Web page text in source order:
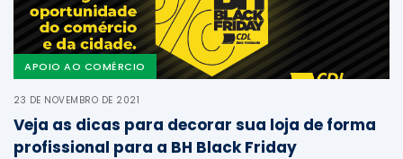
APOIO AO COMÉRCIO
23 DE NOVEMBRO DE 2021
Veja as dicas para decorar sua loja de forma
profissional para a BH Black Friday